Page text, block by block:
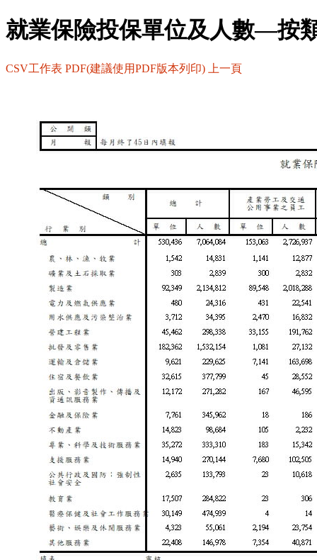
就業保險投保單位及人數—按
CSV工作表 PDF(建議使用PDF版本列印) 上一頁